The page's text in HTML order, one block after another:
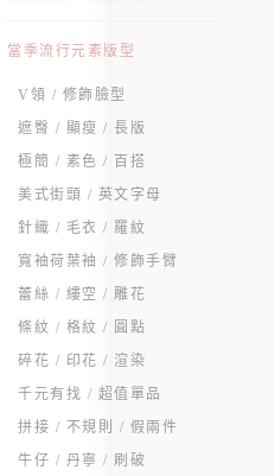
當季流行元素版型
V領 / 修飾臉型
遮臀 / 顯瘦 / 長版
極簡 / 素色 / 百搭
美式街頭 / 英文字母
針織 / 毛衣 / 羅紋
寬袖荷葉袖 / 修飾手臂
蕾絲 / 縷空 / 雕花
條紋 / 格紋 / 圓點
碎花 / 印花 / 渲染
千元有找 / 超值單品
拼接 / 不規則 / 假兩件
牛仔 / 丹寧 / 刷破